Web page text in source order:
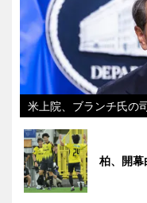
米上院、ブランチ氏の
柏、開